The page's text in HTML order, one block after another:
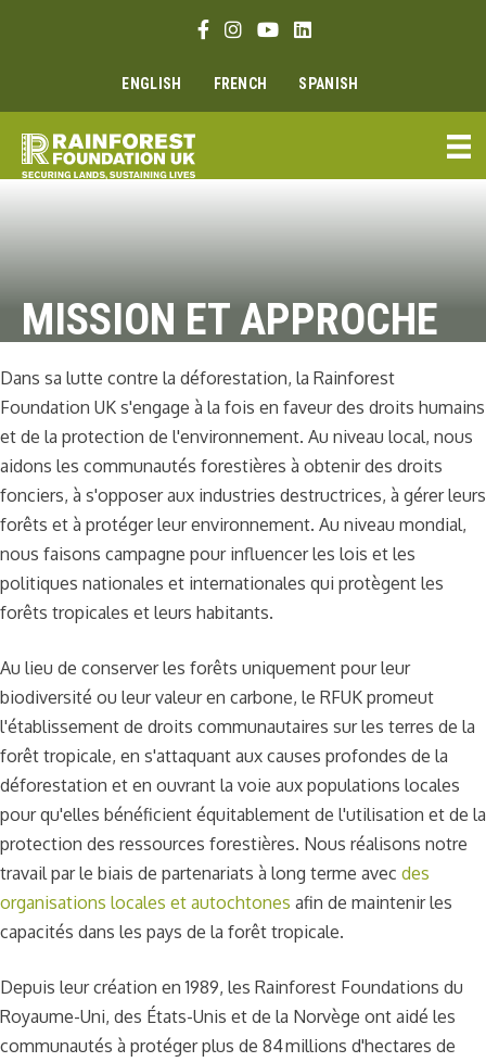
Lien Facebook
Lien Instagram
Lien Youtube
Linkedin link
ENGLISH FRENCH SPANISH
MISSION ET APPROCHE
Dans sa lutte contre la déforestation, la Rainforest
Foundation UK s'engage à la fois en faveur des droits humains
et de la protection de l'environnement. Au niveau local, nous
aidons les communautés forestières à obtenir des droits
fonciers, à s'opposer aux industries destructrices, à gérer leurs
forêts et à protéger leur environnement. Au niveau mondial,
nous faisons campagne pour influencer les lois et les
politiques nationales et internationales qui protègent les
forêts tropicales et leurs habitants.
Au lieu de conserver les forêts uniquement pour leur
biodiversité ou leur valeur en carbone, le RFUK promeut
l'établissement de droits communautaires sur les terres de la
forêt tropicale, en s'attaquant aux causes profondes de la
déforestation et en ouvrant la voie aux populations locales
pour qu'elles bénéficient équitablement de l'utilisation et de la
protection des ressources forestières. Nous réalisons notre
travail par le biais de partenariats à long terme avec des
organisations locales et autochtones afin de maintenir les
capacités dans les pays de la forêt tropicale.
Depuis leur création en 1989, les Rainforest Foundations du
Royaume-Uni, des États-Unis et de la Norvège ont aidé les
communautés à protéger plus de 84 millions d'hectares de